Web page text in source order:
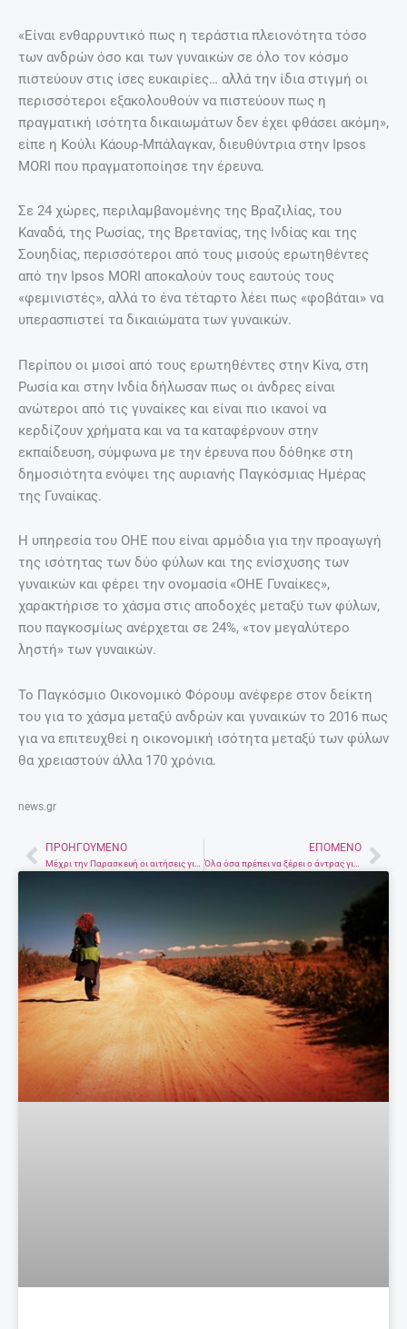
«Είναι ενθαρρυντικό πως η τεράστια πλειονότητα τόσο
των ανδρών όσο και των γυναικών σε όλο τον κόσμο
πιστεύουν στις ίσες ευκαιρίες… αλλά την ίδια στιγμή οι
περισσότεροι εξακολουθούν να πιστεύουν πως η
πραγματική ισότητα δικαιωμάτων δεν έχει φθάσει ακόμη»,
είπε η Κούλι Κάουρ-Μπάλαγκαν, διευθύντρια στην Ipsos
MORI που πραγματοποίησε την έρευνα.
Σε 24 χώρες, περιλαμβανομένης της Βραζιλίας, του
Καναδά, της Ρωσίας, της Βρετανίας, της Ινδίας και της
Σουηδίας, περισσότεροι από τους μισούς ερωτηθέντες
από την Ipsos MORI αποκαλούν τους εαυτούς τους
«φεμινιστές», αλλά το ένα τέταρτο λέει πως «φοβάται» να
υπερασπιστεί τα δικαιώματα των γυναικών.
Περίπου οι μισοί από τους ερωτηθέντες στην Κίνα, στη
Ρωσία και στην Ινδία δήλωσαν πως οι άνδρες είναι
ανώτεροι από τις γυναίκες και είναι πιο ικανοί να
κερδίζουν χρήματα και να τα καταφέρνουν στην
εκπαίδευση, σύμφωνα με την έρευνα που δόθηκε στη
δημοσιότητα ενόψει της αυριανής Παγκόσμιας Ημέρας
της Γυναίκας.
Η υπηρεσία του ΟΗΕ που είναι αρμόδια για την προαγωγή
της ισότητας των δύο φύλων και της ενίσχυσης των
γυναικών και φέρει την ονομασία «ΟΗΕ Γυναίκες»,
χαρακτήρισε το χάσμα στις αποδοχές μεταξύ των φύλων,
που παγκοσμίως ανέρχεται σε 24%, «τον μεγαλύτερο
ληστή» των γυναικών.
Το Παγκόσμιο Οικονομικό Φόρουμ ανέφερε στον δείκτη
του για το χάσμα μεταξύ ανδρών και γυναικών το 2016 πως
για να επιτευχθεί η οικονομική ισότητα μεταξύ των φύλων
θα χρειαστούν άλλα 170 χρόνια.
news.gr
PrevΠΡΟΗΓΟΎΜΕΝΟ ΕΠΌΜΕΝΟ